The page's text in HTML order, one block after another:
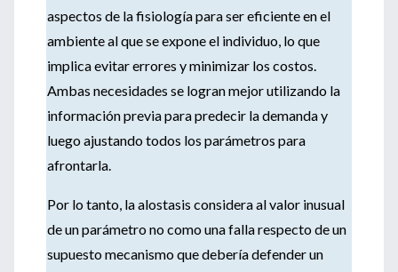
aspectos de la fisiología para ser eficiente en el
ambiente al que se expone el individuo, lo que
implica evitar errores y minimizar los costos.
Ambas necesidades se logran mejor utilizando la
información previa para predecir la demanda y
luego ajustando todos los parámetros para
afrontarla.
Por lo tanto, la alostasis considera al valor inusual
de un parámetro no como una falla respecto de un
supuesto mecanismo que debería defender un